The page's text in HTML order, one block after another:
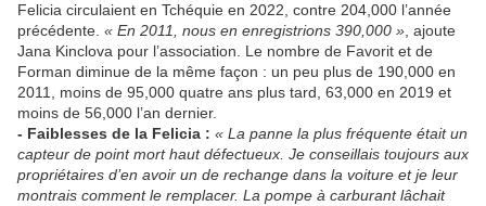
Felicia circulaient en Tchéquie en 2022, contre 204,000 l’année
précédente. « En 2011, nous en enregistrions 390,000 » , ajoute
Jana Kinclova pour l’association. Le nombre de Favorit et de
Forman diminue de la même façon : un peu plus de 190,000 en
2011, moins de 95,000 quatre ans plus tard, 63,000 en 2019 et
moins de 56,000 l’an dernier.
- Faiblesses de la Felicia : « La panne la plus fréquente était un
capteur de point mort haut défectueux. Je conseillais toujours aux
propriétaires d’en avoir un de rechange dans la voiture et je leur
montrais comment le remplacer. La pompe à carburant lâchait